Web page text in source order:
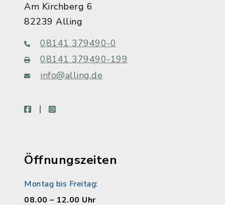
Am Kirchberg 6
82239 Alling
08141 379490-0
08141 379490-199
info@alling.de
facebookinstagram
Öffnungszeiten
Montag bis Freitag:
08.00 – 12.00 Uhr